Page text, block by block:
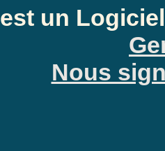
est un
Nous